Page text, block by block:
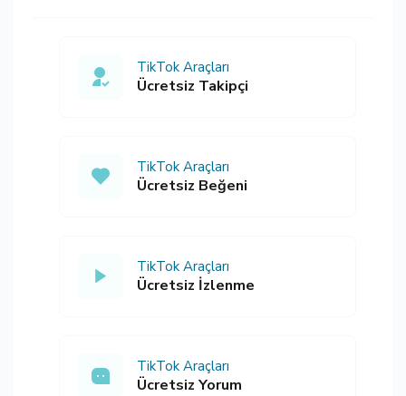
TikTok Araçları
Ücretsiz Takipçi
TikTok Araçları
Ücretsiz Beğeni
TikTok Araçları
Ücretsiz İzlenme
TikTok Araçları
Ücretsiz Yorum